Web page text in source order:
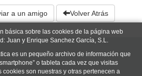
a un amigo Volver Atrás
básica sobre las cookies de la página web
Juan y Enrique Sanchez García, S.L.
es un pequeño archivo de información que
o tableta cada vez que visitas
son nuestras y otras pertenecen a